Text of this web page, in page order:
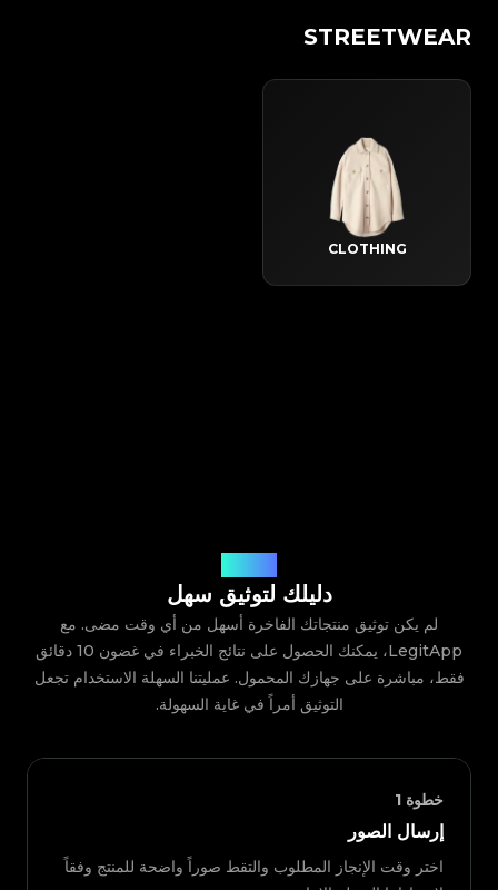
STREETWEAR
CLOTHING
دليلك لتوثيق سهل
لم يكن توثيق منتجاتك الفاخرة أسهل من أي وقت مضى. مع
LegitApp، يمكنك الحصول على نتائج الخبراء في غضون 10 دقائق
فقط، مباشرة على جهازك المحمول. عمليتنا السهلة الاستخدام تجعل
التوثيق أمراً في غاية السهولة.
خطوة 1
إرسال الصور
اختر وقت الإنجاز المطلوب والتقط صوراً واضحة للمنتج وفقاً